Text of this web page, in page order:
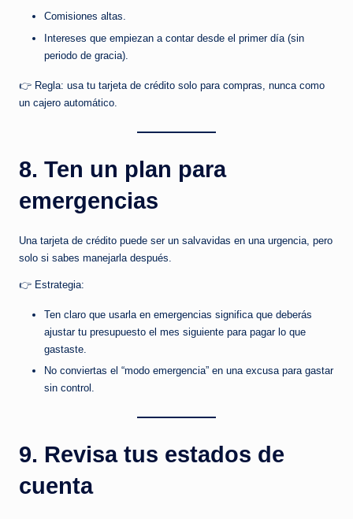
Comisiones altas.
Intereses que empiezan a contar desde el primer día (sin
periodo de gracia).
👉 Regla: usa tu tarjeta de crédito solo para compras, nunca como
un cajero automático.
8. Ten un plan para
emergencias
Una tarjeta de crédito puede ser un salvavidas en una urgencia, pero
solo si sabes manejarla después.
👉 Estrategia:
Ten claro que usarla en emergencias significa que deberás
ajustar tu presupuesto el mes siguiente para pagar lo que
gastaste.
No conviertas el “modo emergencia” en una excusa para gastar
sin control.
9. Revisa tus estados de
cuenta